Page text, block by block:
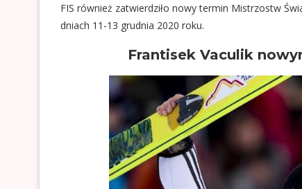
FIS również zatwierdziło nowy termin Mistrzostw
dniach 11-13 grudnia 2020 roku.
Frantisek Vaculik